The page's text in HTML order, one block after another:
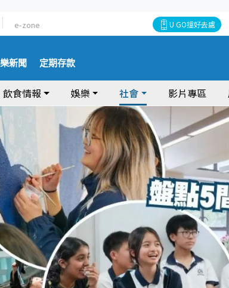
e-zone U GO搵好去處
新聞 定期存款
飲食情報 娛樂 社會 影片專區